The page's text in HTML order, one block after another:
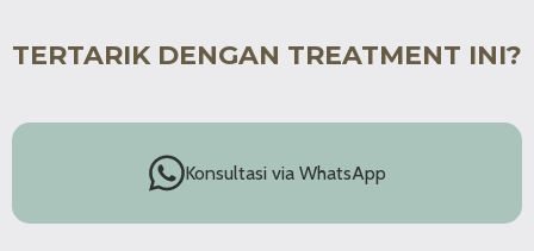
TERTARIK DENGAN TREATMENT INI?
Konsultasi via WhatsApp